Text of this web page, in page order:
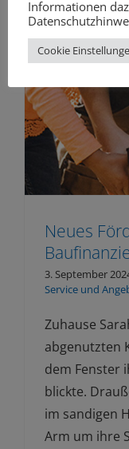
Neues
3. September
Service und
Zuhause
abgenutzten
dem Fenster
blickte.
im sandigen
Arm um ihre
Informationen
Cookie